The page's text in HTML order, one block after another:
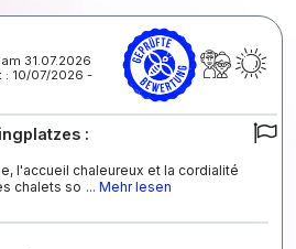
31.07.2026
: 10/07/2026 -
:
l'accueil chaleureux et la cordialité
chalets so ... Mehr lesen